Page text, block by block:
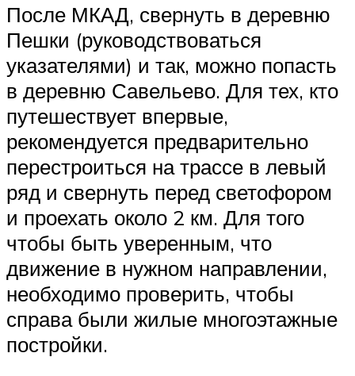
После МКАД, свернуть в деревню
Пешки (руководствоваться
указателями) и так, можно попасть
в деревню Савельево. Для тех, кто
путешествует впервые,
рекомендуется предварительно
перестроиться на трассе в левый
ряд и свернуть перед светофором
и проехать около 2 км. Для того
чтобы быть уверенным, что
движение в нужном направлении,
необходимо проверить, чтобы
справа были жилые многоэтажные
постройки.